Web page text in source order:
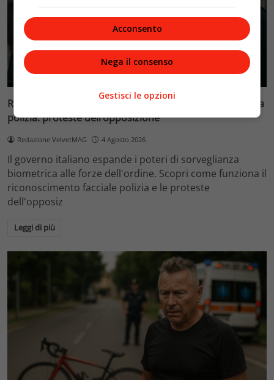
Politica
Riconoscimento facciale, il governo accelera i poteri alla
polizia: proteste dell’opposizione
Redazione VelvetMAG 4 Agosto 2026
Il governo italiano espande i poteri di sorveglianza
biometrica alle forze dell'ordine. Scopri come funziona il
riconoscimento facciale polizia e le proteste
dell'opposiz
Leggi di più
Acconsento
Nega il consenso
Gestisci le opzioni